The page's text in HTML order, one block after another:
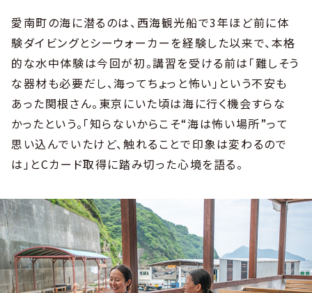
愛南町の海に潜るのは、西海観光船で3年ほど前に体
験ダイビングとシーウォーカーを経験した以来で、本格
的な水中体験は今回が初。講習を受ける前は「難しそう
な器材も必要だし、海ってちょっと怖い」という不安も
あった関根さん。東京にいた頃は海に行く機会すらな
かったという。「知らないからこそ“海は怖い場所”って
思い込んでいたけど、触れることで印象は変わるので
は」とCカード取得に踏み切った心境を語る。